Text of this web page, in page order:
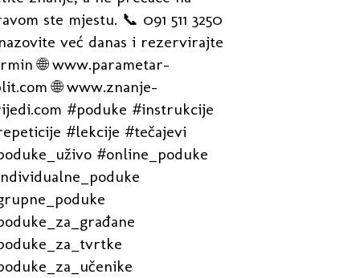
ste mjestu. 📞 091 511 3250
već danas i rezervirajte
🌐 www.parametar-
🌐 www.znanje-
#poduke #instrukcije
#lekcije #tečajevi
#online_poduke